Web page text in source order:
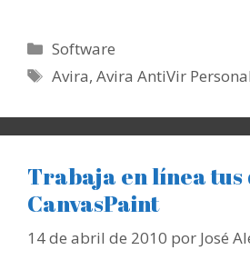
Categorías
Software
Etiquetas
Avira,Avira AntiVir Personal
Trabaja en línea tus
CanvasPaint
14 de abril de 2010 por José